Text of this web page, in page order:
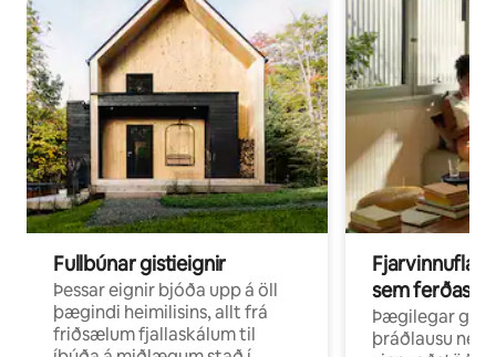
Fullbúnar gistieignir
Þessar eignir bjóða upp á öll
þægindi heimilisins, allt frá
friðsælum fjallaskálum til
sem ferðast
Þægilegar
þráðlausu neti